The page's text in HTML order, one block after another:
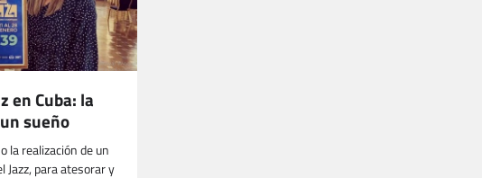
en Cuba: la
sueño
la realización de un
Jazz, para atesorar y